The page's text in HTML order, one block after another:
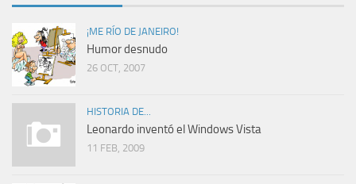
¡ME RÍO DE JANEIRO!
Humor desnudo
26 OCT, 2007
HISTORIA DE...
Leonardo inventó el Windows Vista
11 FEB, 2009